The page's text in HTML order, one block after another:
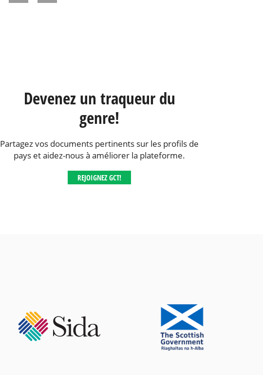
Devenez un traqueur du
genre!
Partagez vos documents pertinents sur les profils de
pays et aidez-nous à améliorer la plateforme.
REJOIGNEZ GCT!